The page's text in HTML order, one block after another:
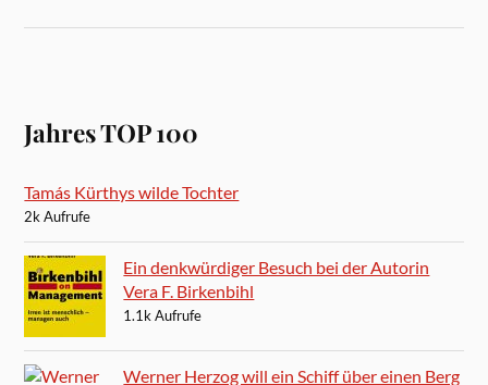
Jahres TOP 100
Tamás Kürthys wilde Tochter
2k Aufrufe
Ein denkwürdiger Besuch bei der Autorin
Vera F. Birkenbihl
1.1k Aufrufe
Werner Herzog will ein Schiff über einen Berg